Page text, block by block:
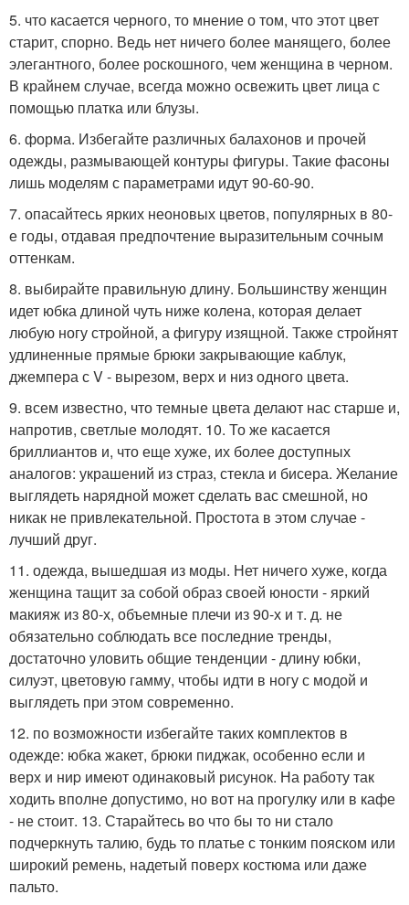
5. что касается черного, то мнение о том, что этот цвет
старит, спорно. Ведь нет ничего более манящего, более
элегантного, более роскошного, чем женщина в черном.
В крайнем случае, всегда можно освежить цвет лица с
помощью платка или блузы.
6. форма. Избегайте различных балахонов и прочей
одежды, размывающей контуры фигуры. Такие фасоны
лишь моделям с параметрами идут 90-60-90.
7. опасайтесь ярких неоновых цветов, популярных в 80-
е годы, отдавая предпочтение выразительным сочным
оттенкам.
8. выбирайте правильную длину. Большинству женщин
идет юбка длиной чуть ниже колена, которая делает
любую ногу стройной, а фигуру изящной. Также стройнят
удлиненные прямые брюки закрывающие каблук,
джемпера с V - вырезом, верх и низ одного цвета.
9. всем известно, что темные цвета делают нас старше и,
напротив, светлые молодят. 10. То же касается
бриллиантов и, что еще хуже, их более доступных
аналогов: украшений из страз, стекла и бисера. Желание
выглядеть нарядной может сделать вас смешной, но
никак не привлекательной. Простота в этом случае -
лучший друг.
11. одежда, вышедшая из моды. Нет ничего хуже, когда
женщина тащит за собой образ своей юности - яркий
макияж из 80-х, объемные плечи из 90-х и т. д. не
обязательно соблюдать все последние тренды,
достаточно уловить общие тенденции - длину юбки,
силуэт, цветовую гамму, чтобы идти в ногу с модой и
выглядеть при этом современно.
12. по возможности избегайте таких комплектов в
одежде: юбка жакет, брюки пиджак, особенно если и
верх и ниp имеют одинаковый рисунок. На работу так
ходить вполне допустимо, но вот на прогулку или в кафе
- не стоит. 13. Старайтесь во что бы то ни стало
подчеркнуть талию, будь то платье с тонким пояском или
широкий ремень, надетый поверх костюма или даже
пальто.